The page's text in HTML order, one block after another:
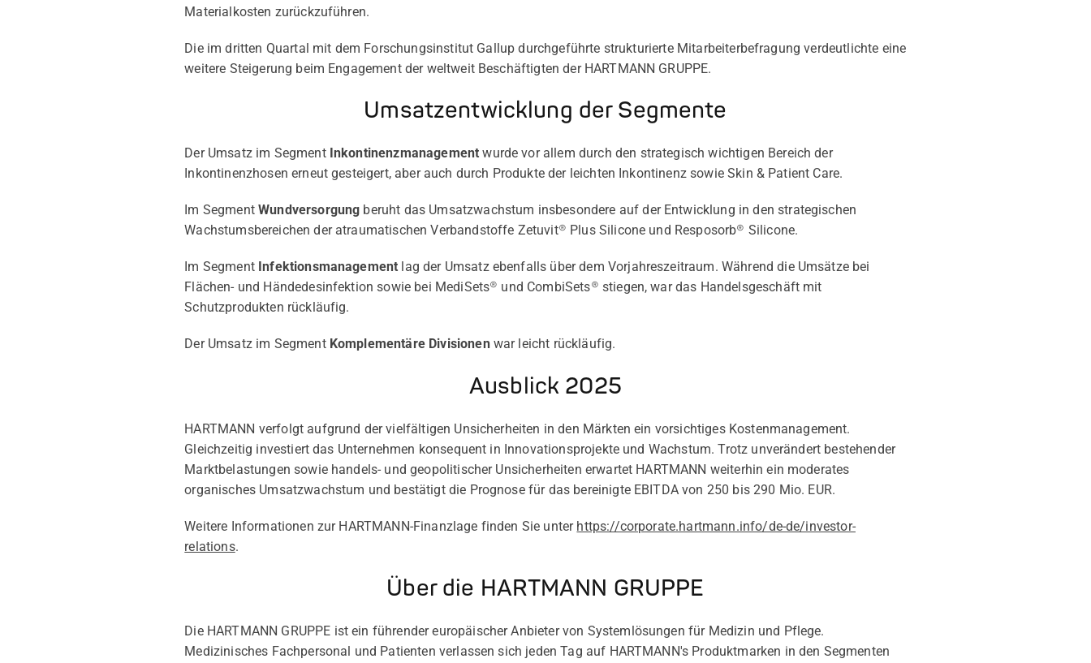
Materialkosten zurückzuführen.
Die im dritten Quartal mit dem Forschungsinstitut Gallup durchgeführte strukturierte Mitarbeiterbefragung verdeutlichte eine
weitere Steigerung beim Engagement der weltweit Beschäftigten der HARTMANN GRUPPE.
Umsatzentwicklung der Segmente
Der Umsatz im Segment Inkontinenzmanagementwurde vor allem durch den strategisch wichtigen Bereich der
Inkontinenzhosen erneut gesteigert, aber auch durch Produkte der leichten Inkontinenz sowie Skin & Patient Care.
Im SegmentWundversorgung beruht das Umsatzwachstum insbesondere auf der Entwicklung in den strategischen
Wachstumsbereichen der atraumatischen Verbandstoffe Zetuvit® Plus Silicone und Resposorb® Silicone.
Im Segment Infektionsmanagement lag der Umsatz ebenfalls über dem Vorjahreszeitraum. Während die Umsätze bei
Flächen- und Händedesinfektion sowie bei MediSets® und CombiSets® stiegen, war das Handelsgeschäft mit
Schutzprodukten rückläufig.
Der Umsatz im Segment Komplementäre Divisionenwar leicht rückläufig.
Ausblick 2025
HARTMANN verfolgt aufgrund der vielfältigen Unsicherheiten in den Märkten ein vorsichtiges Kostenmanagement.
Gleichzeitig investiert das Unternehmen konsequent in Innovationsprojekte und Wachstum. Trotz unverändert bestehender
Marktbelastungen sowie handels- und geopolitischer Unsicherheiten erwartet HARTMANN weiterhin ein moderates
organisches Umsatzwachstum und bestätigt die Prognose für das bereinigte EBITDA von 250 bis 290 Mio. EUR.
Weitere Informationen zur HARTMANN-Finanzlage finden Sie unter https://corporate.hartmann.info/de-de/investor-
relations.
Über die HARTMANN GRUPPE
Die HARTMANN GRUPPE ist ein führender europäischer Anbieter von Systemlösungen für Medizin und Pflege.
Medizinisches Fachpersonal und Patienten verlassen sich jeden Tag auf HARTMANN's Produktmarken in den Segmenten